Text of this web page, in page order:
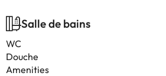
Salle de bains
WC
Douche
Amenities